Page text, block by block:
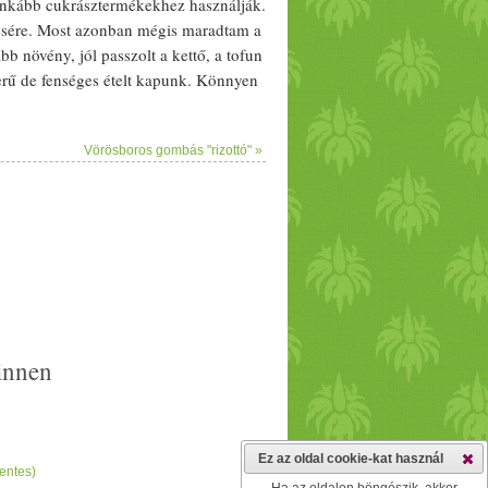
cukrásztermékekhez használják.
Most azonban mégis maradtam a
növény, jól passzolt a kettő, a tofun
de fenséges ételt kapunk. Könnyen
okra. A félkeményre
Vörösboros gombás "rizottó" »
Ez az oldal cookie-kat használ